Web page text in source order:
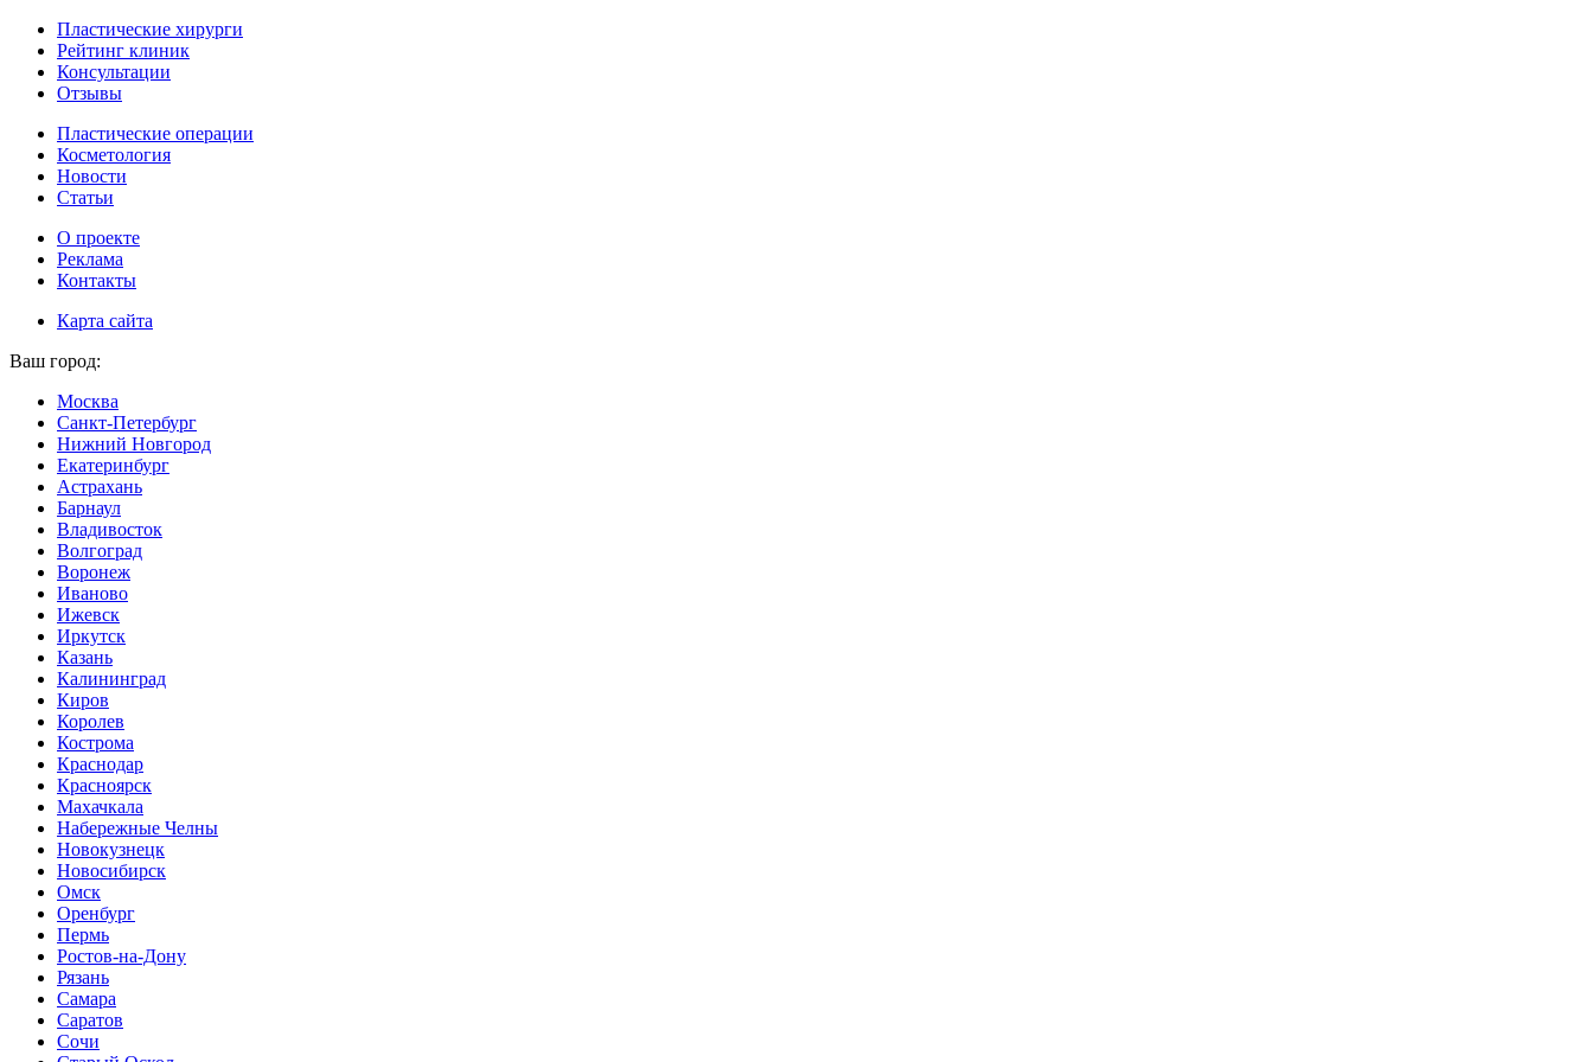
Пластические хирурги
Рейтинг клиник
Консультации
Отзывы
Пластические операции
Косметология
Новости
Статьи
О проекте
Реклама
Контакты
Карта сайта
Ваш город:
Москва
Санкт-Петербург
Нижний Новгород
Екатеринбург
Астрахань
Барнаул
Владивосток
Волгоград
Воронеж
Иваново
Ижевск
Иркутск
Казань
Калининград
Киров
Королев
Кострома
Краснодар
Красноярск
Махачкала
Набережные Челны
Новокузнецк
Новосибирск
Омск
Оренбург
Пермь
Ростов-на-Дону
Рязань
Самара
Саратов
Сочи